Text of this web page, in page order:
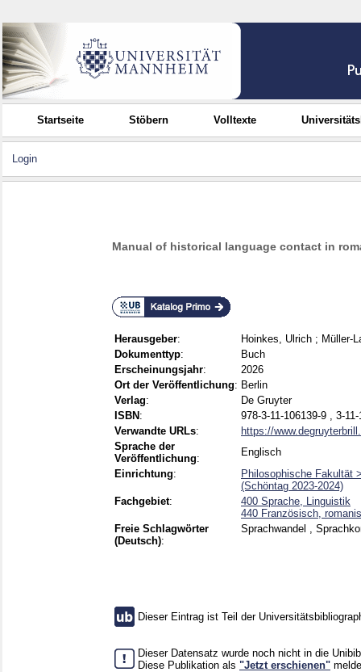
Startseite Stöbern Volltexte
Login
Manual of historical language contact in
Herausgeber: Hoinkes, Ulrich ; Müller-
Dokumenttyp:
Buch
Erscheinungsjahr:
2026
Ort der Veröffentlichung: Berlin
Verlag:
De Gruyter
ISBN :
978-3-11-106139-9 , 3-
Verwandte URLs:
https://
Sprache der
Veröffentlichung:
Englisch
Einrichtung:
Philosophische Fakultät
(Schöntag 2023-2024)
Fachgebiet:
400 Sprache, Linguistik
440 Französisch,
Freie Schlagwörter
(Deutsch):
Sprachwandel ,
Dieser Eintrag ist Teil der
Dieser Datensatz wurde noch nicht in die
Diese Publikation als "Jetzt erschienen"